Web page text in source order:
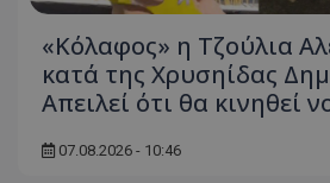
«Κόλαφος» η Τζούλια
κατά της Χρυσηίδας
Απειλεί ότι θα κινηθεί
07.08.2026 - 10:46